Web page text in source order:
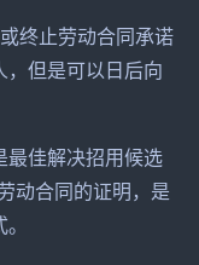
终止劳动合同承诺
，但是可以日后向
佳解决招用候选
动合同的证明，是